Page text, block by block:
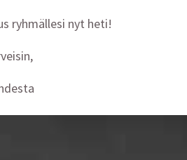
ryhmällesi nyt heti!